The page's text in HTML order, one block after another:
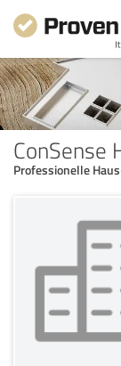
ConSense
Professionelle